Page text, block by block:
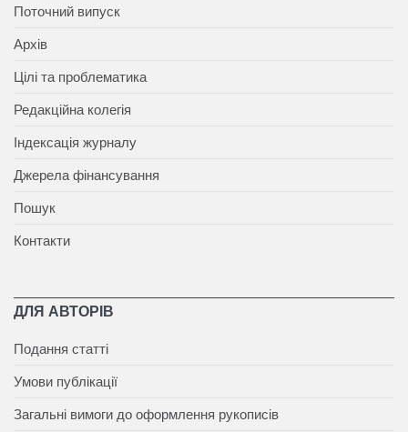
Поточний випуск
Архів
Цілі та проблематика
Редакційна колегія
Індексація журналу
Джерела фінансування
Пошук
Контакти
ДЛЯ АВТОРІВ
Подання статті
Умови публікації
Загальні вимоги до оформлення рукописів